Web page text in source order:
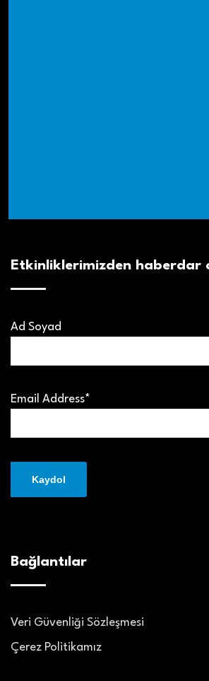
Etkinliklerimizden haberdar
Ad Soyad
Email Address*
Bağlantılar
Veri Güvenliği Sözleşmesi
Çerez Politikamız